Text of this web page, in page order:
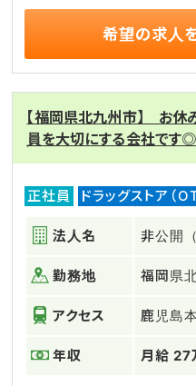
希望の求人
【福岡県北九州市】 お
員を大切にする会社です◎
正社員 ドラッグストア（
法人名 非公開
勤務地 福岡県
アクセス 鹿児島
年収 月給 27